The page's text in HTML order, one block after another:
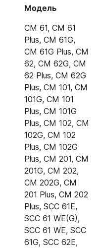
24.00.147
24.00.147
24.00.147
24.00.147
24.00.147
24.00.147
24.00.147
24.00.147
Модель
CM 61, CM 61
Plus, CM 61G,
CM 61G Plus, CM
62, CM 62G, CM
62 Plus, CM 62G
Plus, CM 101, CM
101G, CM 101
Plus, CM 101G
Plus, CM 102, CM
102G, CM 102
Plus, CM 102G
Plus, CM 201, CM
201G, CM 202,
CM 202G, CM
201 Plus, CM 202
Plus, SCC 61E,
SCC 61 WE(G),
SCC 61 WE, SCC
61G, SCC 62E,